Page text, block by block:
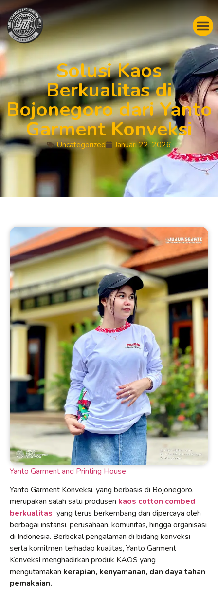
Solusi Kaos
Berkualitas di
Bojonegoro dari Yanto
Garment Konveksi
Uncategorized Januari 22, 2026
Yanto Garment and Printing House
Yanto Garment Konveksi, yang berbasis di Bojonegoro,
merupakan salah satu produsen kaos cotton combed
berkualitas yang terus berkembang dan dipercaya oleh
berbagai instansi, perusahaan, komunitas, hingga organisasi
di Indonesia. Berbekal pengalaman di bidang konveksi
serta komitmen terhadap kualitas, Yanto Garment
Konveksi menghadirkan produk KAOS yang
mengutamakan kerapian, kenyamanan, dan daya tahan
pemakaian.